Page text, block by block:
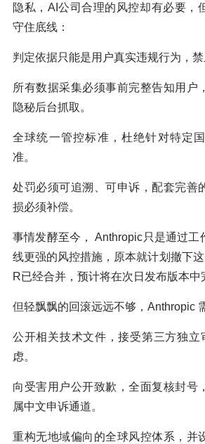
隐私，AI公司合理的风控却有必要，
守住底线：
判定依据只能是用户真实违规行为，禁
所有数据采集必须事前完整告知用户
隐秘后台抓取。
全球统一管控标准，杜绝针对特定
准。
处罚必须可追溯、可申诉，配套完善
损必须补偿。
事情发酵至今， Anthropic只是通过工
线更强的风控措施，原本就计划撤下
R已经合并，预计将在次日发布版本中
但轻飘飘的回滚远远不够，Anthropic
公开相关技术文件，接受第三方独立
虑。
向受害用户公开致歉，全面复核封号
属中文申诉通道。
重构无地域偏向的全球风控体系，并